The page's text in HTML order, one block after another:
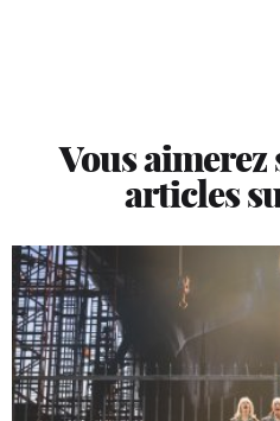
Vous
articles